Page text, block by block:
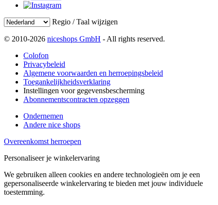
Regio / Taal wijzigen
© 2010-2026 niceshops GmbH - All rights reserved.
Colofon
Privacybeleid
Algemene voorwaarden en herroepingsbeleid
Toegankelijkheidsverklaring
Instellingen voor gegevensbescherming
Abonnementscontracten opzeggen
Ondernemen
Andere nice shops
Overeenkomst herroepen
Personaliseer je winkelervaring
We gebruiken alleen cookies en andere technologieën om je een
gepersonaliseerde winkelervaring te bieden met jouw individuele
toestemming.